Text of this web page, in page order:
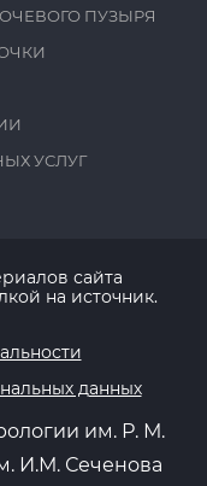
ПУЗЫРЯ
УСЛУГ
сайта
на источник.
данных
им. Р. М.
И.М. Сеченова